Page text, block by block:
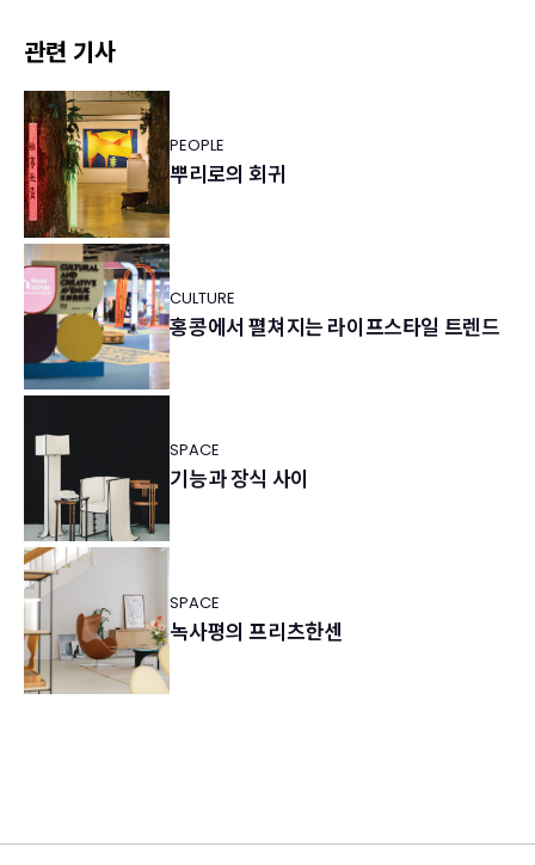
관련 기사
PEOPLE
뿌리로의 회귀
CULTURE
홍콩에서 펼쳐지는 라이프스타일 트렌드
SPACE
기능과 장식 사이
SPACE
녹사평의 프리츠한센